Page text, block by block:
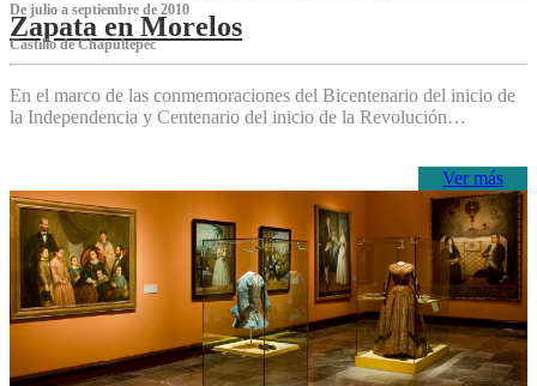
De julio a septiembre de 2010
Zapata en Morelos
Castillo de Chapultepec
En el marco de las conmemoraciones del Bicentenario del inicio de
la Independencia y Centenario del inicio de la Revolución…
Ver más